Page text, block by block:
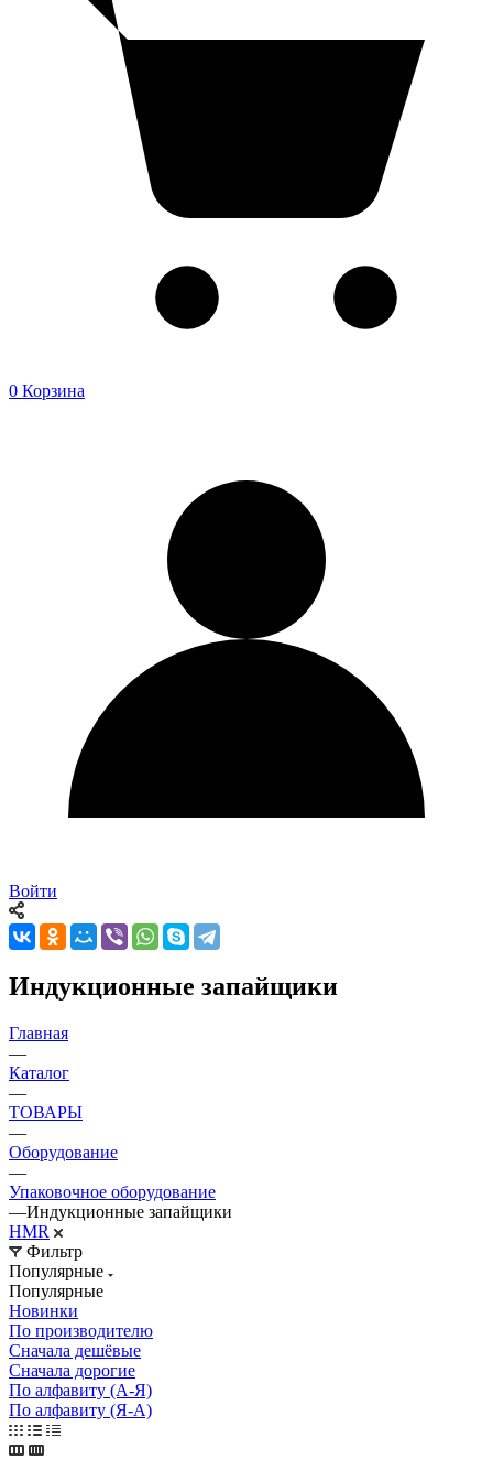
0 Корзина
Войти
Индукционные запайщики
Главная
—
Каталог
—
ТОВАРЫ
—
Оборудование
—
Упаковочное оборудование
—Индукционные запайщики
HMR
Фильтр
Популярные
Популярные
Новинки
По производителю
Сначала дешёвые
Сначала дорогие
По алфавиту (А-Я)
По алфавиту (Я-А)